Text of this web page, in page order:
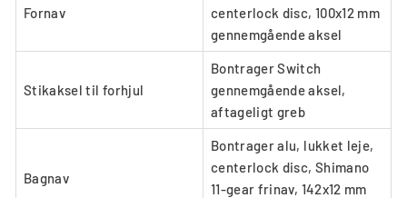
Fornav
centerlock disc, 100x12 mm
gennemgående aksel
Stikaksel til forhjul
Bontrager Switch
gennemgående aksel,
aftageligt greb
Bagnav
Bontrager alu, lukket leje,
centerlock disc, Shimano
11-gear frinav, 142x12 mm